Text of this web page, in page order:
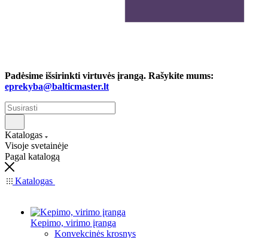
Padėsime išsirinkti virtuvės įrangą. Rašykite mums:
eprekyba@balticmaster.lt
Katalogas
Visoje svetainėje
Pagal katalogą
Katalogas
Kepimo, virimo įranga
Konvekcinės krosnys